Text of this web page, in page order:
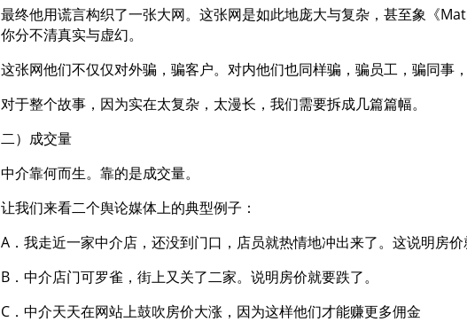
最终他用谎言构织了一张大网。这张网是如此地庞大与复杂，甚至象《
你分不清真实与虚幻。
这张网他们不仅仅对外骗，骗客户。对内他们也同样骗，骗员工，骗同事
对于整个故事，因为实在太复杂，太漫长，我们需要拆成几篇篇幅。
二）成交量
中介靠何而生。靠的是成交量。
让我们来看二个舆论媒体上的典型例子：
A．我走近一家中介店，还没到门口，店员就热情地冲出来了。这说明房价
B．中介店门可罗雀，街上又关了二家。说明房价就要跌了。
C．中介天天在网站上鼓吹房价大涨，因为这样他们才能赚更多佣金